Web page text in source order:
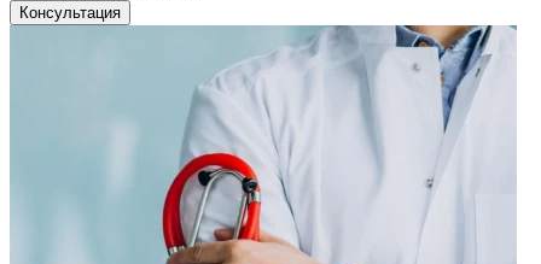
Консультация